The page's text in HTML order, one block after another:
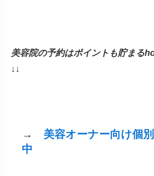
美容院の予約はポイントも貯まる
↓↓
→ 美容オーナー向け個
中